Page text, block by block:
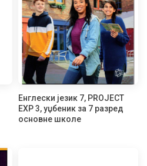
Енглески језик 7, PROJECT
EXP 3, уџбеник за 7 разред
основне школе